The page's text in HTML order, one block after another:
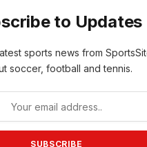
to Updates
sports news from
soccer, football and tennis.